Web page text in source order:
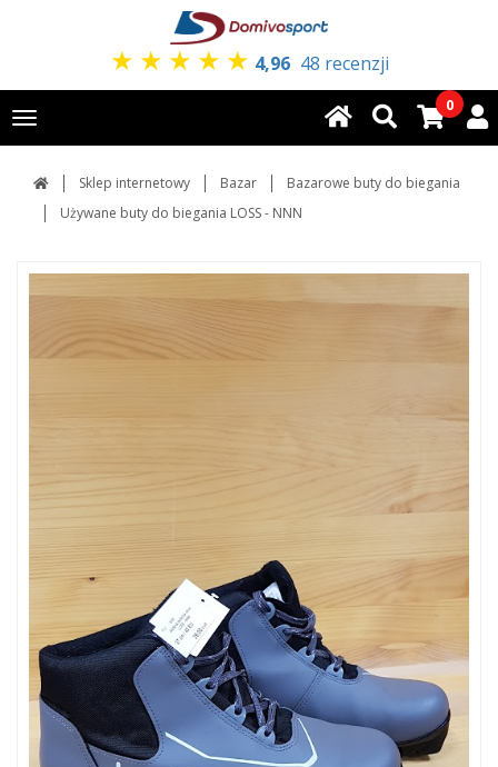
★ ★ ★ ★ ★ 4,96 48 recenzji
Toggle
navigation
0
Sklep internetowy Bazar
Bazarowe buty do biegania
Używane buty do biegania LOSS - NNN